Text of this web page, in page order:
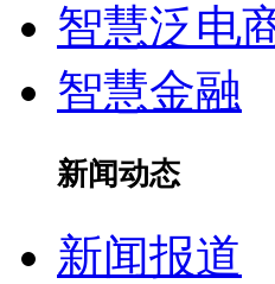
智慧泛电
智慧金融
新闻动态
新闻报道